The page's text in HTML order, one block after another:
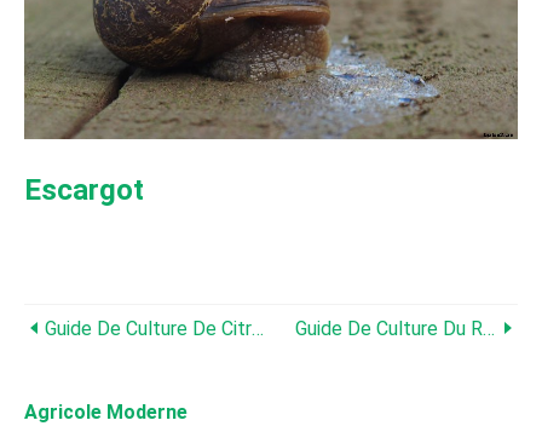
Escargot
Guide De Culture De Citrouille Guide De Culture Du Radicchio
Agricole Moderne